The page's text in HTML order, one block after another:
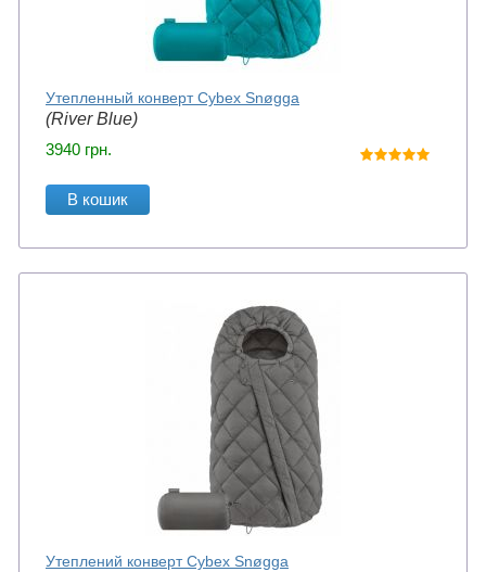
Утепленный конверт Cybex Snøgga
(River Blue)
3940 грн.
В кошик
Утеплений конверт Cybex Snøgga